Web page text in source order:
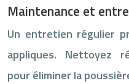
Maintenance et
Un entretien régulier
appliques. Nettoyez
pour éliminer la